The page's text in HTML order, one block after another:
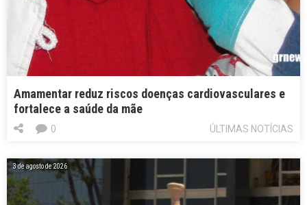
Amamentar reduz riscos doenças cardiovasculares e
fortalece a saúde da mãe
ÚLTIMAS NOTÍCIAS
0
3 de agosto de 2026